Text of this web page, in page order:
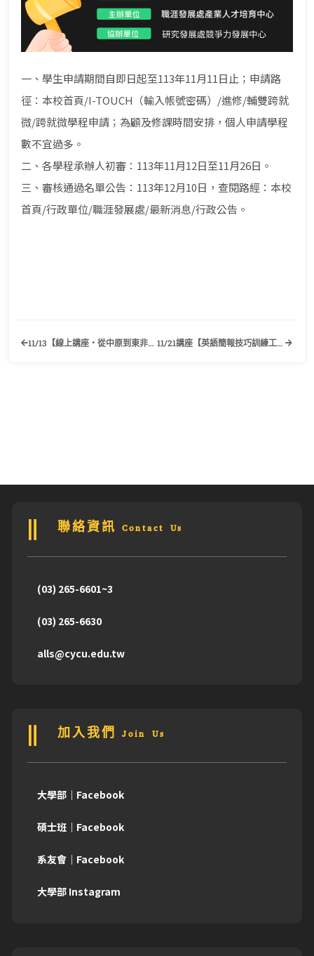
一、學生申請期間自即日起至113年11月11日止；申請路
徑：本校首頁/I-TOUCH（輸入帳號密碼）/進修/輔雙跨就
微/跨就微學程申請；為顧及修課時間安排，個人申請學程
數不宜過多。
二、各學程承辦人初審：113年11月12日至11月26日。
三、審核通過名單公告：113年12月10日，查閱路經：本校
首頁/行政單位/職涯發展處/最新消息/行政公告。
11/13【線上講座‧從中原到東非芒果樹下－深入村落的人道援助者】歡迎有興趣的同學踴躍報名參加！ 11/21講座【英語簡報技巧訓練工作坊】歡迎有興趣的同學踴躍報名參加！
聯絡資訊 Contact Us
(03) 265-6601~3
(03) 265-6630
alls@cycu.edu.tw
加入我們 Join Us
大學部｜Facebook
碩士班｜Facebook
系友會｜Facebook
大學部 Instagram